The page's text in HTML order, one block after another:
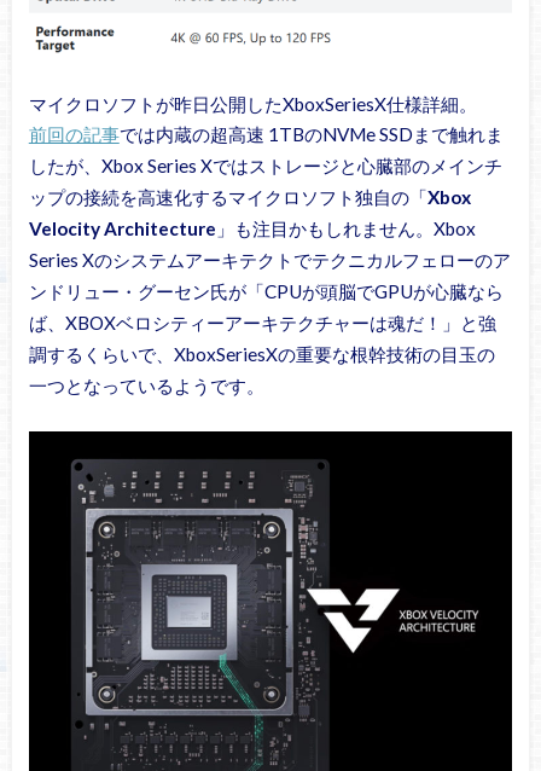
マイクロソフトが昨日公開したXboxSeriesX仕様詳細。
前回の記事では内蔵の超高速 1TBのNVMe SSDまで触れま
したが、Xbox Series Xではストレージと心臓部のメインチ
ップの接続を高速化するマイクロソフト独自の「Xbox
Velocity Architecture 」も注目かもしれません。Xbox
Series Xのシステムアーキテクトでテクニカルフェローのア
ンドリュー・グーセン氏が「CPUが頭脳でGPUが心臓なら
ば、XBOXベロシティーアーキテクチャーは魂だ！」と強
調するくらいで、XboxSeriesXの重要な根幹技術の目玉の
一つとなっているようです。